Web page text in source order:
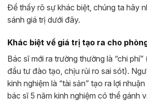
Để thấy rõ sự khác biệt, chúng ta hãy
sánh giá trị dưới đây.
Khác biệt về giá trị tạo ra cho
Bác sĩ mới ra trường thường là “chi
đầu tư đào tạo, chịu rủi ro sai sót).
kinh nghiệm là “tài sản” tạo ra lợi
bác sĩ 5 năm kinh nghiệm có thể gánh